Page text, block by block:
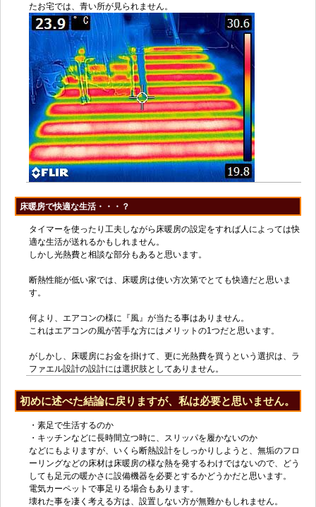
たお宅では、青い所が見られません。
床暖房で快適な生活・・・？
タイマーを使ったり工夫しながら床暖房の設定をすれば人によっては快
適な生活が送れるかもしれません。
しかし光熱費と相談な部分もあると思います。
断熱性能が低い家では、床暖房は使い方次第でとても快適だと思いま
す。
何より、エアコンの様に『風』が当たる事はありません。
これはエアコンの風が苦手な方にはメリットの1つだと思います。
がしかし、床暖房にお金を掛けて、更に光熱費を買うという選択は、ラ
ファエル設計の設計には選択肢としてありません。
初めに述べた結論に戻りますが、私は必要と思いません。
・素足で生活するのか
・キッチンなどに長時間立つ時に、スリッパを履かないのか
などにもよりますが、いくら断熱設計をしっかりしようと、無垢のフロ
ーリングなどの床材は床暖房の様な熱を発するわけではないので、どう
しても足元の暖かさに設備機器を必要とするかどうかだと思います。
電気カーペットで事足りる場合もあります。
壊れた事を凄く考える方は、設置しない方が無難かもしれません。